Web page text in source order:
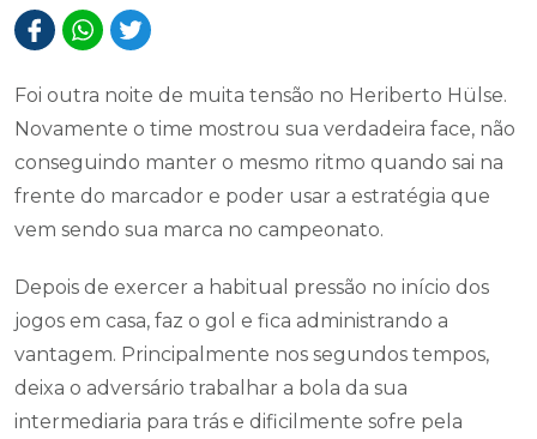
Foi outra noite de muita tensão no Heriberto Hülse.
Novamente o time mostrou sua verdadeira face, não
conseguindo manter o mesmo ritmo quando sai na
frente do marcador e poder usar a estratégia que
vem sendo sua marca no campeonato.
Depois de exercer a habitual pressão no início dos
jogos em casa, faz o gol e fica administrando a
vantagem. Principalmente nos segundos tempos,
deixa o adversário trabalhar a bola da sua
intermediaria para trás e dificilmente sofre pela